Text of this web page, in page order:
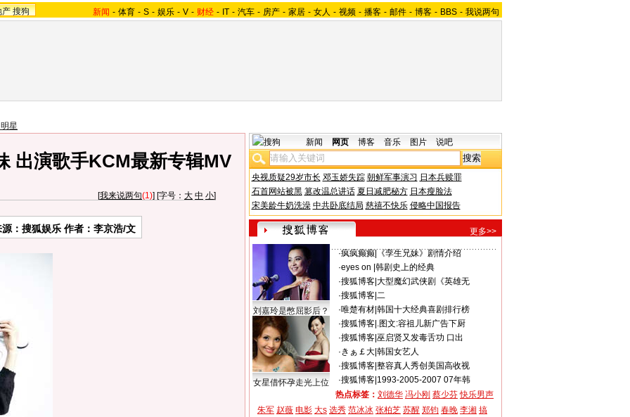
产 搜狗 新闻 - 体育 - S - 娱乐 - V - 财经 - IT - 汽车 - 房产 - 家居 - 女人 - 视频 - 播客 - 邮件 - 博客 - BBS - 我说两句
星
出演歌手KCM最新专辑MV
[我来说两句(1)] [字号： 大 中 小]
源：搜狐娱乐 作者：李京浩/文
新闻 网页 博客 音乐 图片 说吧
央视质疑29岁市长 邓玉娇失踪 朝鲜军事演习 日本兵赎罪
石首网站被黑 篡改温总讲话 夏日减肥秘方 日本瘦脸法
宋美龄牛奶洗澡 中共卧底结局 慈禧不快乐 侵略中国报告
更多>>
刘嘉玲是憋屈影后？
女星借怀孕走光上位
·疯疯癫癫|
《孪生兄妹》剧情介绍
·eyes on 韩剧史上的经典
·搜狐博客| 大型魔幻武侠剧《英雄无
·搜狐博客| 二
·唯楚有材| 韩国十大经典喜剧排行榜
·搜狐博客| .图文:容祖儿新广告下厨
·搜狐博客| 巫启贤又发毒舌功 口出
·きぁ￡大| 韩国女艺人
·搜狐博客| 整容真人秀创美国高收视
·搜狐博客| 1993-2005-2007 07年韩
热点标签： 刘德华 冯小刚 蔡少芬 快乐男声
朱军 赵薇 电影 大s 选秀 范冰冰 张柏芝 苏醒 郑钧 春晚 李湘 搞